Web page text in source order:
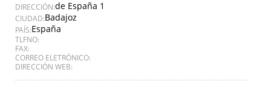
DIRECCIÓN:de España 1
CIUDAD:Badajoz
PAÍS:España
TLFNO:
FAX:
CORREO ELETRÓNICO:
DIRECCIÓN WEB: